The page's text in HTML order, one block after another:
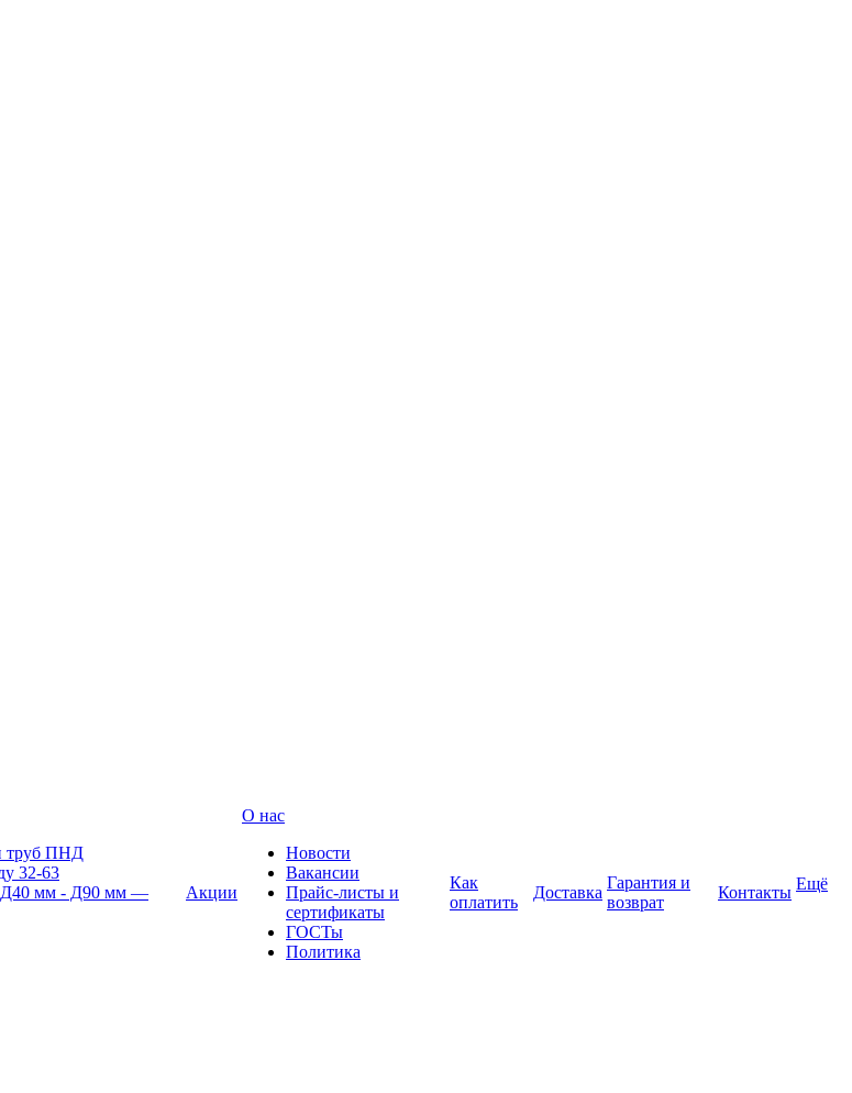
труб ПНД
32-63
Д40 мм - Д90 мм —
Акции
О нас
Новости
Вакансии
Прайс-листы и
сертификаты
ГОСТы
Политика
Как
оплатить
Доставка
Гарантия и
возврат
Контакты Ещё